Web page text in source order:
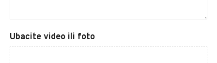
Ubacite video ili foto